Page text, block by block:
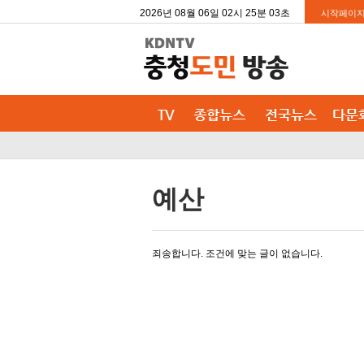
2026년 08월 06일 02시 25분 03초 시작페이
예산
죄송합니다. 조건에 맞는 글이 없습니다.